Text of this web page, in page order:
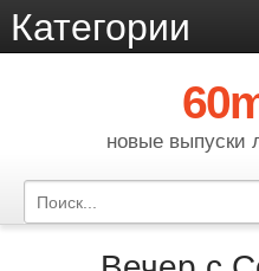
Категории
новые выпуски